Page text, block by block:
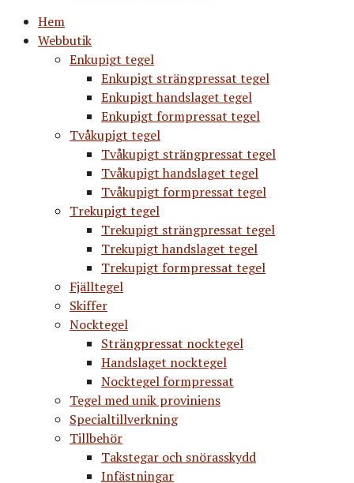
Hem
Webbutik
Enkupigt tegel
Enkupigt strängpressat tegel
Enkupigt handslaget tegel
Enkupigt formpressat tegel
Tvåkupigt tegel
Tvåkupigt strängpressat tegel
Tvåkupigt handslaget tegel
Tvåkupigt formpressat tegel
Trekupigt tegel
Trekupigt strängpressat tegel
Trekupigt handslaget tegel
Trekupigt formpressat tegel
Fjälltegel
Skiffer
Nocktegel
Strängpressat nocktegel
Handslaget nocktegel
Nocktegel formpressat
Tegel med unik proviniens
Specialtillverkning
Tillbehör
Takstegar och snörasskydd
Infästningar